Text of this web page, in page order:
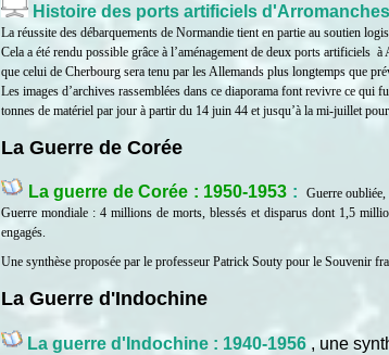
Histoire des ports artificiels
La réussite des débarquements de Normandie tient en partie au soutien
Cela a été rendu possible grâce à l’aménagement de deux ports artificiels à
que celui de Cherbourg sera tenu par les Allemands plus longtemps que
Les images d’archives rassemblées dans ce diaporama font revivre ce qui
tonnes de matériel par jour à partir du 14 juin 44 et jusqu’à la mi-juillet
La Guerre de Corée
La guerre de Corée : 1950-1953 :
Guerre
Guerre mondiale : 4 millions de morts, blessés et disparus dont 1,5
engagés.
Une synthèse proposée par le professeur Patrick Souty pour le Souvenir
La Guerre d'Indochine
La guerre d'Indochine : 1940-1956 , une